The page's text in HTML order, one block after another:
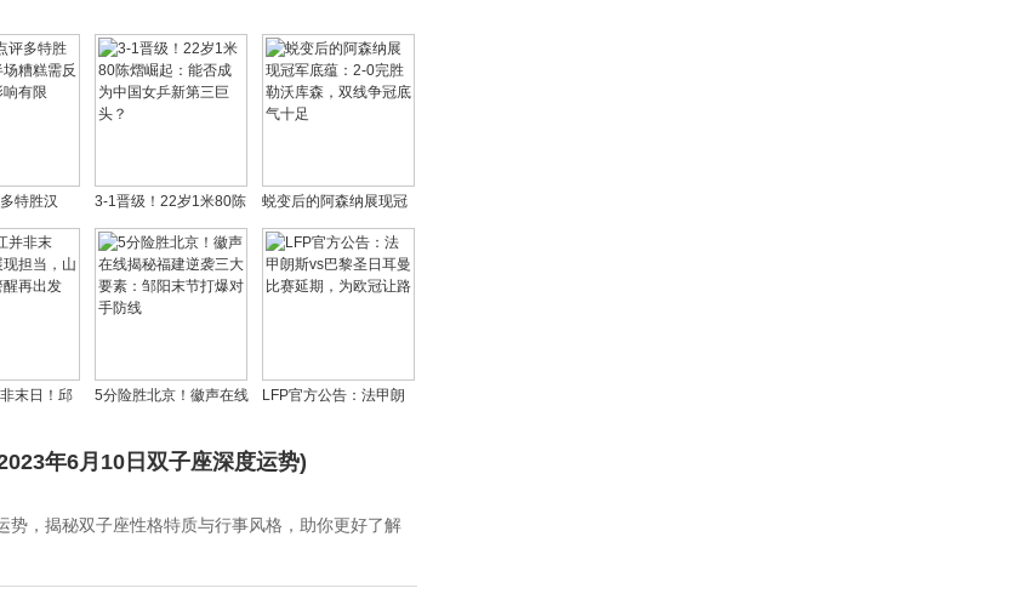
特胜汉
糕需反
有限
3-1晋级！22岁1米80陈
熠崛起：能否成为中国
女乒新第三巨头？
蜕变后的阿森纳展现冠
军底蕴：2-0完胜勒沃库
森，双线争冠底气十足
末日！邱
5分险胜北京！徽声在线
素：邹阳末节打爆对手
LFP官方公告：法甲朗
延期，为欧冠让路
年6月10日双子座深度运势)
势，揭秘双子座性格特质与行事风格，助你更好了解